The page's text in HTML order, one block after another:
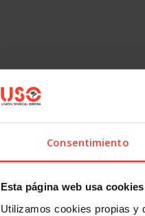
Consentimiento
Esta página web usa cookies
Utilizamos cookies propias y